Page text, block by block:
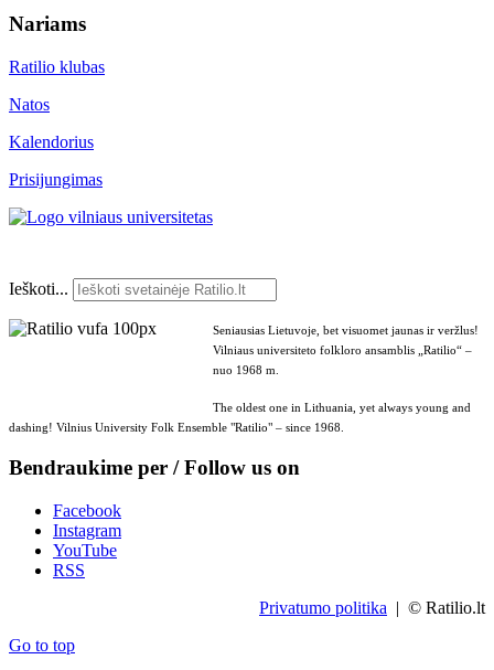
Nariams
Ratilio klubas
Natos
Kalendorius
Prisijungimas
Ieškoti...
Seniausias Lietuvoje, bet visuomet jaunas ir veržlus!
Vilniaus universiteto folkloro ansamblis „Ratilio“ –
nuo 1968 m.
The oldest one in Lithuania, yet always young and
dashing! Vilnius University Folk Ensemble "Ratilio" – since 1968.
Bendraukime per / Follow us on
Facebook
Instagram
YouTube
RSS
Privatumo politika | © Ratilio.lt
Go to top